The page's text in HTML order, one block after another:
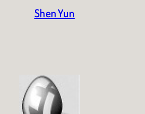
Shen Yun